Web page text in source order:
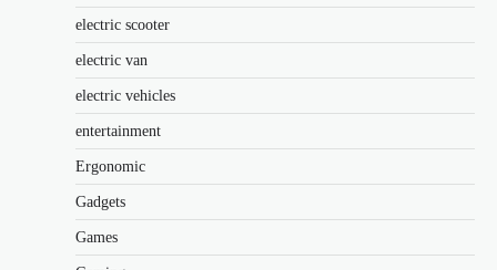
electric scooter
electric van
electric vehicles
entertainment
Ergonomic
Gadgets
Games